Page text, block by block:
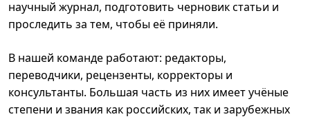
научный журнал, подготовить черновик статьи и
проследить за тем, чтобы её приняли.
В нашей команде работают: редакторы,
переводчики, рецензенты, корректоры и
консультанты. Большая часть из них имеет учёные
степени и звания как российских, так и зарубежных